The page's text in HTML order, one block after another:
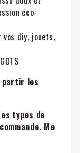
éco-
diy, jouets,
partir les
types de
Me